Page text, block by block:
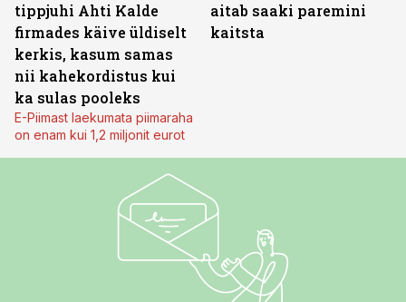
tippjuhi Ahti Kalde
firmades käive üldiselt
kerkis, kasum samas
nii kahekordistus kui
ka sulas pooleks
E-Piimast laekumata piimaraha
on enam kui 1,2 miljonit eurot
aitab saaki paremini
kaitsta